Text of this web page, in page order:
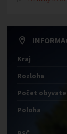
Kraj
Rozloha
Počet
Poloha